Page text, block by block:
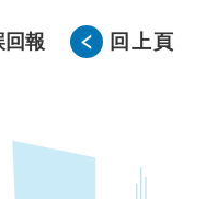
回報 回上頁